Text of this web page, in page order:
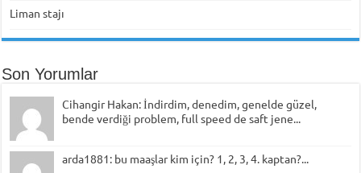
Liman stajı
Son Yorumlar
Cihangir Hakan: İndirdim, denedim, genelde güzel,
bende verdiği problem, full speed de saft jene...
arda1881: bu maaşlar kim için? 1, 2, 3, 4. kaptan?...